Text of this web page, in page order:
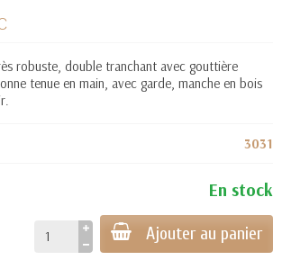
robuste, double tranchant avec gouttière
tenue en main, avec garde, manche en bois
3031
En stock
Ajouter au panier